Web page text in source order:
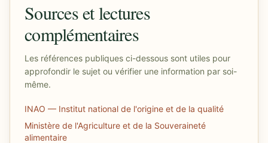
Sources et lectures
complémentaires
Les références publiques ci-dessous sont utiles pour
approfondir le sujet ou vérifier une information par soi-
même.
INAO — Institut national de l'origine et de la qualité
Ministère de l'Agriculture et de la Souveraineté
alimentaire